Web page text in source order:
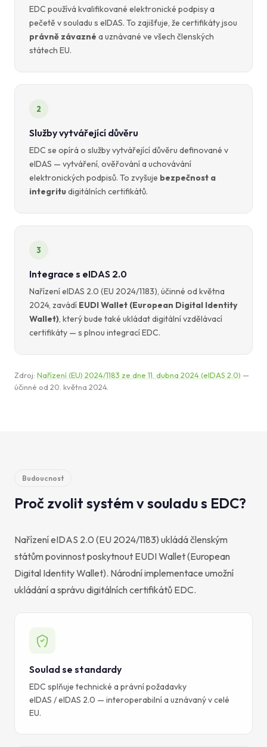
EDC používá kvalifikované elektronické podpisy a
pečetě v souladu s eIDAS. To zajišťuje, že certifikáty jsou
právně závazné a uznávané ve všech členských
státech EU.
2
Služby vytvářející důvěru
EDC se opírá o služby vytvářející důvěru definované v
eIDAS — vytváření, ověřování a uchovávání
elektronických podpisů. To zvyšuje bezpečnost a
integritudigitálních certifikátů.
3
Integrace s eIDAS 2.0
Nařízení eIDAS 2.0 (EU 2024/1183), účinné od května
2024, zavádí EUDI Wallet (European Digital Identity
Wallet), který bude také ukládat digitální vzdělávací
certifikáty — s plnou integrací EDC.
Zdroj: Nařízení (EU) 2024/1183 ze dne 11. dubna 2024 (eIDAS 2.0) —
účinné od 20. května 2024.
Budoucnost
Proč zvolit systém v souladu s EDC?
Nařízení eIDAS 2.0 (EU 2024/1183) ukládá členským
státům povinnost poskytnout EUDI Wallet (European
Digital Identity Wallet). Národní implementace umožní
ukládání a správu digitálních certifikátů EDC.
Soulad se standardy
EDC splňuje technické a právní požadavky
eIDAS / eIDAS 2.0 — interoperabilní a uznávaný v celé
EU.